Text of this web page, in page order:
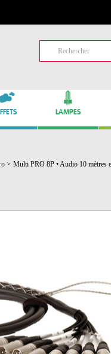
LAMPES
> Multi PRO 8P • Audio 10